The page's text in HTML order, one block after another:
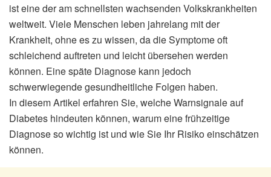
ist eine der am schnellsten wachsenden Volkskrankheiten
weltweit. Viele Menschen leben jahrelang mit der
Krankheit, ohne es zu wissen, da die Symptome oft
schleichend auftreten und leicht übersehen werden
können. Eine späte Diagnose kann jedoch
schwerwiegende gesundheitliche Folgen haben.
In diesem Artikel erfahren Sie, welche Warnsignale auf
Diabetes hindeuten können, warum eine frühzeitige
Diagnose so wichtig ist und wie Sie Ihr Risiko einschätzen
können.